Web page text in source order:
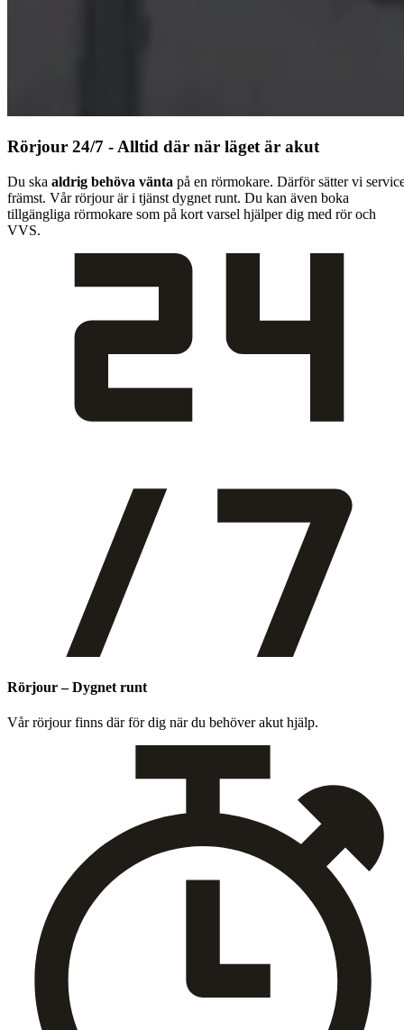
Rörjour 24/7 - Alltid där när läget är akut
Du ska aldrig behöva vänta på en rörmokare. Därför sätter vi
främst. Vår rörjour är i tjänst dygnet runt. Du kan även boka
tillgängliga rörmokare som på kort varsel hjälper dig med rör och
VVS.
Rörjour – Dygnet runt
Vår rör­jour finns där för dig när du behöver akut hjälp.